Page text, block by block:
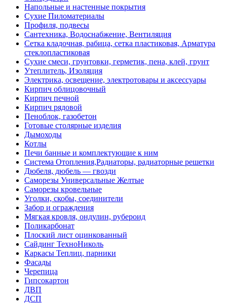
Напольные и настенные покрытия
Сухие Пиломатериалы
Профиля, подвесы
Сантехника, Водоснабжение, Вентиляция
Сетка кладочная, рабица, сетка пластиковая, Арматура
стеклопластиковая
Сухие смеси, грунтовки, герметик, пена, клей, грунт
Утеплитель, Изоляция
Электрика, освещение, электротовары и аксессуары
Кирпич облицовочный
Кирпич печной
Кирпич рядовой
Пеноблок, газобетон
Готовые столярные изделия
Дымоходы
Котлы
Печи банные и комплектующие к ним
Система Отопления,Радиаторы, радиаторные решетки
Дюбеля, дюбель — гвозди
Саморезы Универсальные Желтые
Саморезы кровельные
Уголки, скобы, соединители
Забор и ограждения
Мягкая кровля, ондулин, рубероид
Поликарбонат
Плоский лист оцинкованный
Сайдинг ТехноНиколь
Каркасы Теплиц, парники
Фасады
Черепица
Гипсокартон
ДВП
ДСП